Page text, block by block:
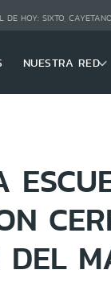
DE HOY: SIXTO, CAYETANO
NUESTRA RED